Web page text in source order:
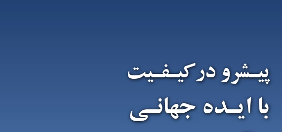
پیـشرو درکیـفـیت
با ایـده جهانـی